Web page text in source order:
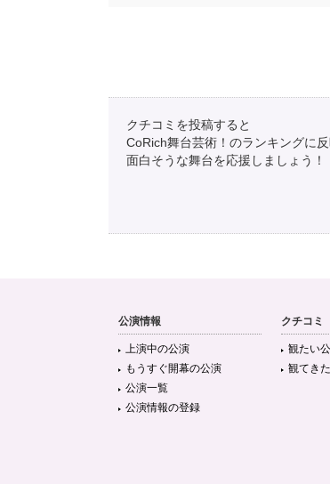
クチコミを投稿すると
CoRich舞台芸術！のランキングに反
面白そうな舞台を応援しましょう！
公演情報
上演中の公演
もうすぐ開幕の公演
公演一覧
公演情報の登録
クチコミ
観たい
観てき